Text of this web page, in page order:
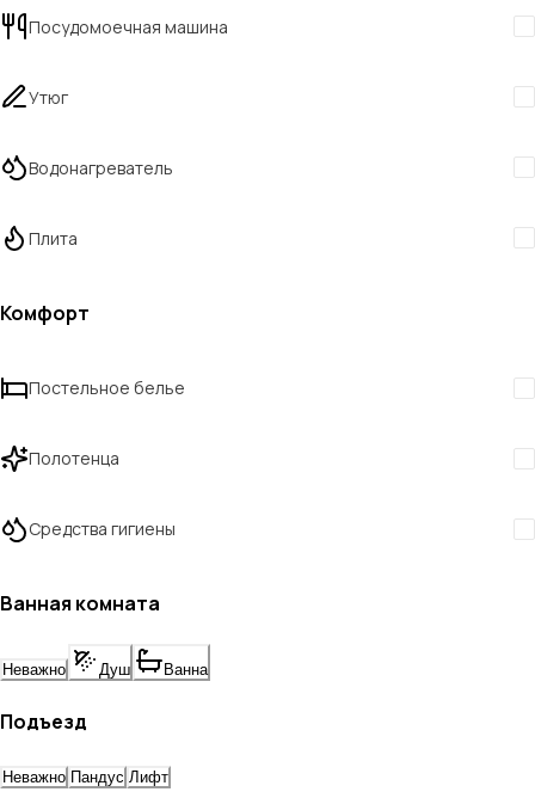
Посудомоечная машина
Утюг
Водонагреватель
Плита
Комфорт
Постельное белье
Полотенца
Средства гигиены
Ванная комната
Неважно Душ Ванна
Подъезд
Неважно Пандус Лифт